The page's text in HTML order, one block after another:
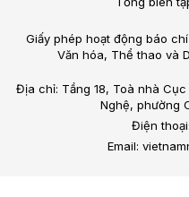
Giấy phép hoạt động báo
Văn hóa, Thể thao và
Địa chỉ: Tầng 18, Toà nhà
Nghệ, phường
Điện
Email: